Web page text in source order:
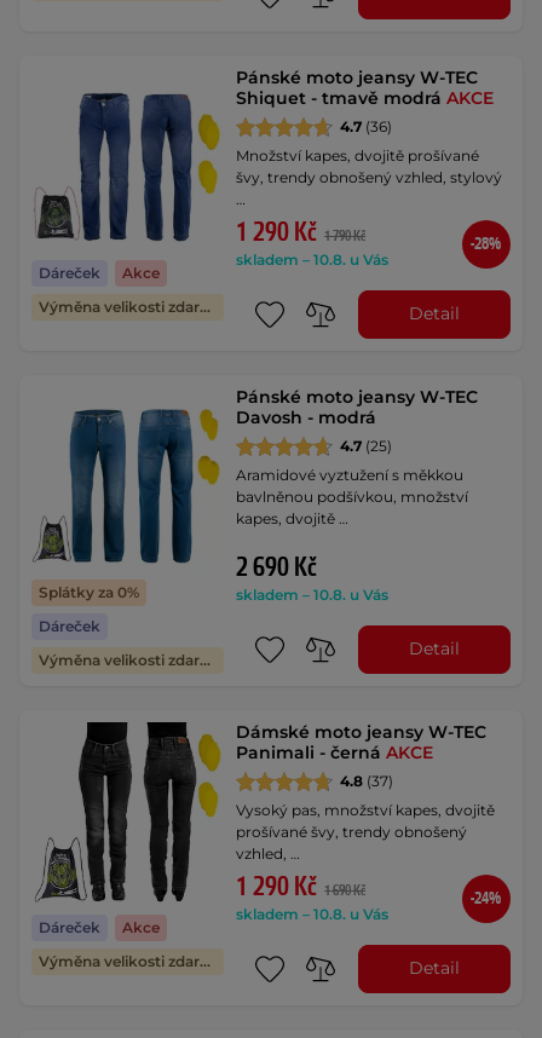
Dáreček
Akce
Výměna velikosti zdarma
Pánské moto jeansy W-TEC
Shiquet - tmavě modráAKCE
4.7 (36)
Množství kapes, dvojitě prošívané
švy, trendy obnošený vzhled, stylový
1 290 Kč 1 790 Kč
skladem – 10.8. u Vás
-28%
Detail
Splátky za 0%
Dáreček
Výměna velikosti zdarma
Pánské moto jeansy W-TEC
Davosh - modrá
4.7 (25)
Aramidové vyztužení s měkkou
bavlněnou podšívkou, množství
kapes, dvojitě …
2 690 Kč
skladem – 10.8. u Vás
Detail
Dáreček
Akce
Výměna velikosti zdarma
Dámské moto jeansy W-TEC
Panimali - černáAKCE
4.8 (37)
Vysoký pas, množství kapes, dvojitě
prošívané švy, trendy obnošený
vzhled, …
1 290 Kč 1 690 Kč
skladem – 10.8. u Vás
-24%
Detail